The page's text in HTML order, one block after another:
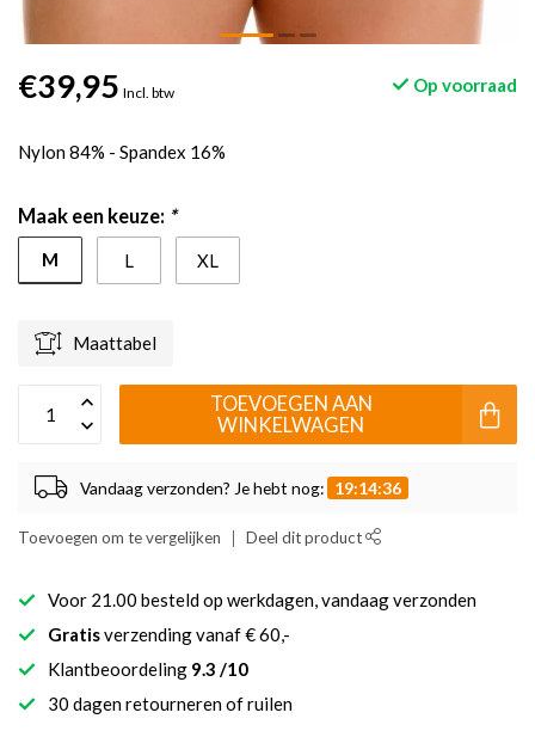
€39,95 Incl. btw Op voorraad
Nylon 84% - Spandex 16%
Maak een keuze: *
M L XL
Maattabel
TOEVOEGEN AAN
WINKELWAGEN
Vandaag verzonden? Je hebt nog: 19:14:36
Toevoegen om te vergelijken Deel dit product
Voor 21.00 besteld op werkdagen, vandaag verzonden
Gratisverzending vanaf € 60,-
Klantbeoordeling 9.3 /10
30 dagen retourneren of ruilen